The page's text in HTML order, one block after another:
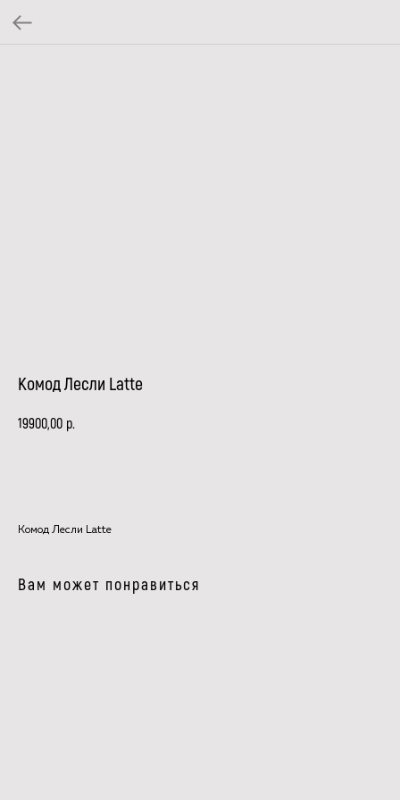
Комод Лесли Latte
19900,00 р.
Комод Лесли Latte
Вам может понравиться